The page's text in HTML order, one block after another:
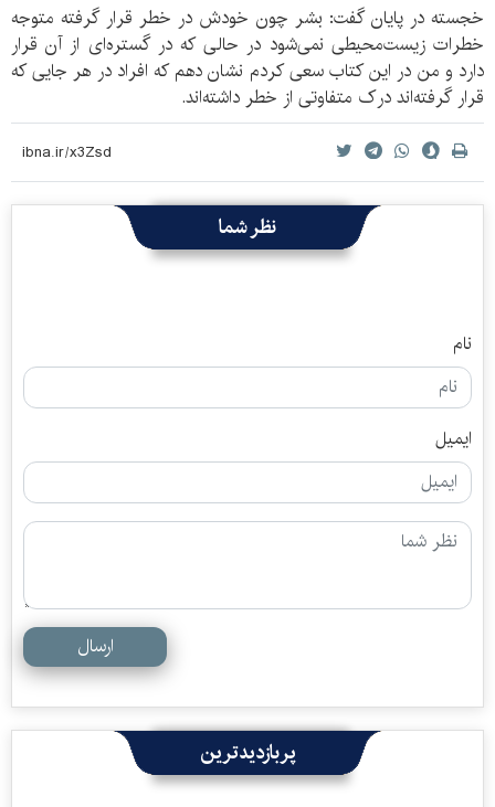
خجسته در پایان گفت: بشر چون خودش در خطر قرار گرفته متوجه
خطرات زیست‌محیطی نمی‌شود در حالی که در گستره‌ای از آن قرار
دارد و من در این کتاب سعی کردم نشان دهم که افراد در هر جایی که
قرار گرفته‌اند درک متفاوتی از خطر داشته‌اند.
نظر شما
نام
ایمیل
ارسال
پربازدیدترین